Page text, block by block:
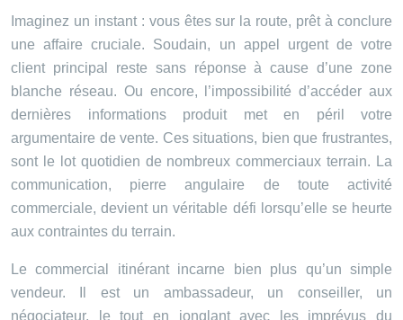
Imaginez un instant : vous êtes sur la route, prêt à conclure
une affaire cruciale. Soudain, un appel urgent de votre
client principal reste sans réponse à cause d’une zone
blanche réseau. Ou encore, l’impossibilité d’accéder aux
dernières informations produit met en péril votre
argumentaire de vente. Ces situations, bien que frustrantes,
sont le lot quotidien de nombreux commerciaux terrain. La
communication, pierre angulaire de toute activité
commerciale, devient un véritable défi lorsqu’elle se heurte
aux contraintes du terrain.
Le commercial itinérant incarne bien plus qu’un simple
vendeur. Il est un ambassadeur, un conseiller, un
négociateur, le tout en jonglant avec les imprévus du